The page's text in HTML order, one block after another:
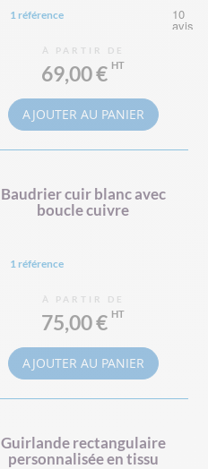
1 référence
À PARTIR DE
69,00 €
AJOUTER AU PANIER
Baudrier cuir blanc avec
boucle cuivre
1 référence
À PARTIR DE
75,00 €
AJOUTER AU PANIER
Guirlande rectangulaire
personnalisée en tissu